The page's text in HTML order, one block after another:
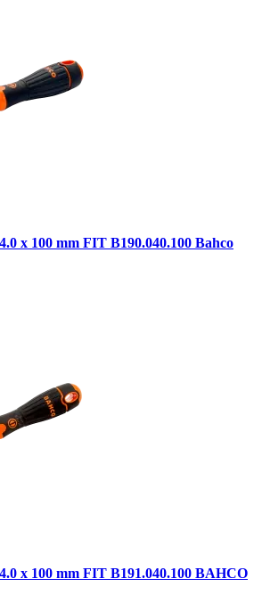
x 100 mm FIT B190.040.100 Bahco
x 100 mm FIT B191.040.100 BAHCO